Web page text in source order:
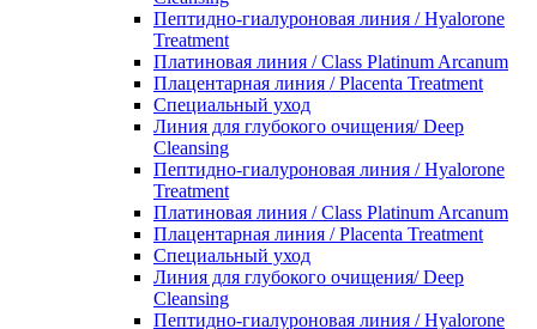
Пептидно-гиалуроновая линия / Hyalorone
Treatment
Платиновая линия / Class Platinum Arcanum
Плацентарная линия / Placenta Treatment
Специальный уход
Линия для глубокого очищения/ Deep
Cleansing
Пептидно-гиалуроновая линия / Hyalorone
Treatment
Платиновая линия / Class Platinum Arcanum
Плацентарная линия / Placenta Treatment
Специальный уход
Линия для глубокого очищения/ Deep
Cleansing
Пептидно-гиалуроновая линия / Hyalorone